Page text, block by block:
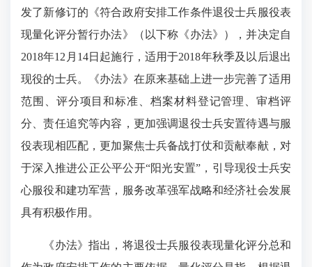
发了新修订的《符合政府安排工作条件退役士兵服役表
现量化评分暂行办法》（以下称《办法》），并决定自
2018年12月14日起施行，适用于2018年秋季及以后退出
现役的士兵。《办法》在原来基础上进一步完善了适用
范围、评分项目和标准、档案材料登记管理、审档评
分、责任追究等内容，更加强调退役士兵安置待遇与服
役表现相匹配，更加聚焦士兵备战打仗和贡献奉献，对
于深入推进公正公平公开“阳光安置”，引导现役士兵安
心服役和建功军营，服务改革强军战略和经济社会发展
具有积极作用。
《办法》指出，将退役士兵服役表现量化评分总和